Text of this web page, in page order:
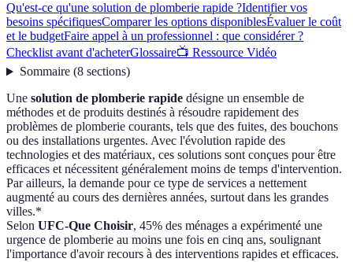
Qu'est-ce qu'une solution de plomberie rapide ?Identifier vos
besoins spécifiquesComparer les options disponiblesÉvaluer le coût
et le budgetFaire appel à un professionnel : que considérer ?
Checklist avant d'acheterGlossaire📺 Ressource Vidéo
Sommaire(8 sections)
Une solution de plomberie rapide désigne un ensemble de
méthodes et de produits destinés à résoudre rapidement des
problèmes de plomberie courants, tels que des fuites, des bouchons
ou des installations urgentes. Avec l'évolution rapide des
technologies et des matériaux, ces solutions sont conçues pour être
efficaces et nécessitent généralement moins de temps d'intervention.
Par ailleurs, la demande pour ce type de services a nettement
augmenté au cours des dernières années, surtout dans les grandes
villes.*
Selon UFC-Que Choisir, 45% des ménages a expérimenté une
urgence de plomberie au moins une fois en cinq ans, soulignant
l'importance d'avoir recours à des interventions rapides et efficaces.